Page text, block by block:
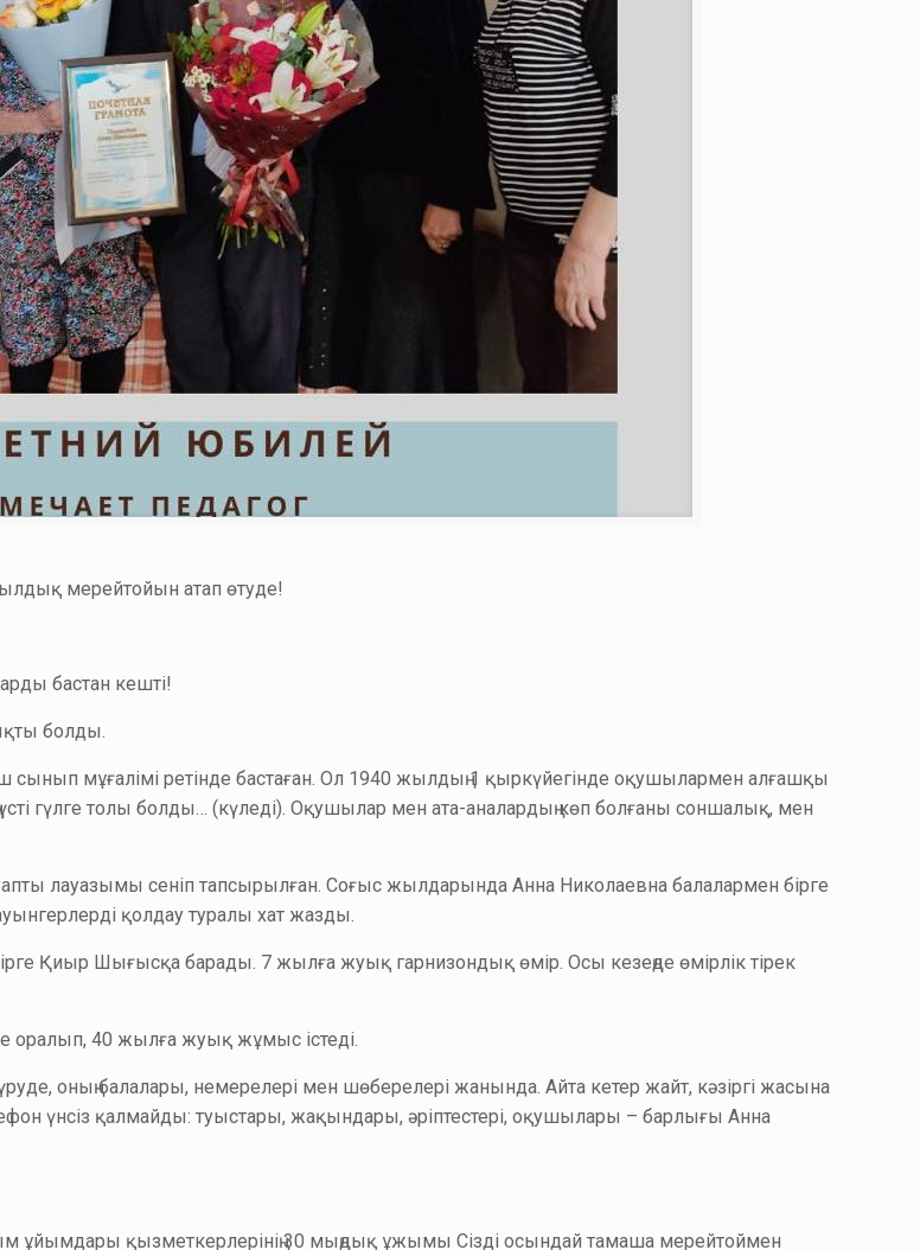
мерейтойын атап өтуде!
бастан кешті!
болды.
сынып мұғалімі ретінде бастаған. Ол 1940 жылдың 1 қыркүйегінде оқушылармен алғашқы
гүлге толы болды… (күледі). Оқушылар мен ата-аналардың көп болғаны соншалық, мен
лауазымы сеніп тапсырылған. Соғыс жылдарында Анна Николаевна балалармен бірге
қолдау туралы хат жазды.
Қиыр Шығысқа барады. 7 жылға жуық гарнизондық өмір. Осы кезеңде өмірлік тірек
оралып, 40 жылға жуық жұмыс істеді.
оның балалары, немерелері мен шөберелері жанында. Айта кетер жайт, кәзіргі жасына
үнсіз қалмайды: туыстары, жақындары, әріптестері, оқушылары – барлығы Анна
ұйымдары қызметкерлерінің 30 мыңдық ұжымы Сізді осындай тамаша мерейтоймен